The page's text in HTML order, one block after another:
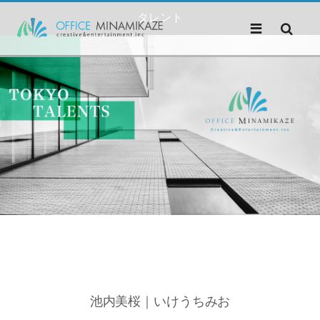
タレント
池内美桜｜いけうちみお